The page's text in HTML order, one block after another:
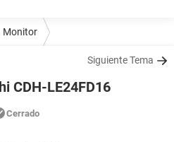
Monitor
Siguiente Tema
CDH-LE24FD16
Cerrado